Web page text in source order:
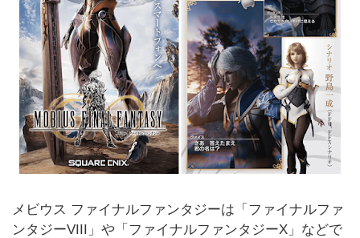
メビウス ファイナルファンタジーは「ファイナルファ
ンタジーVIII」や「ファイナルファンタジーX」などで